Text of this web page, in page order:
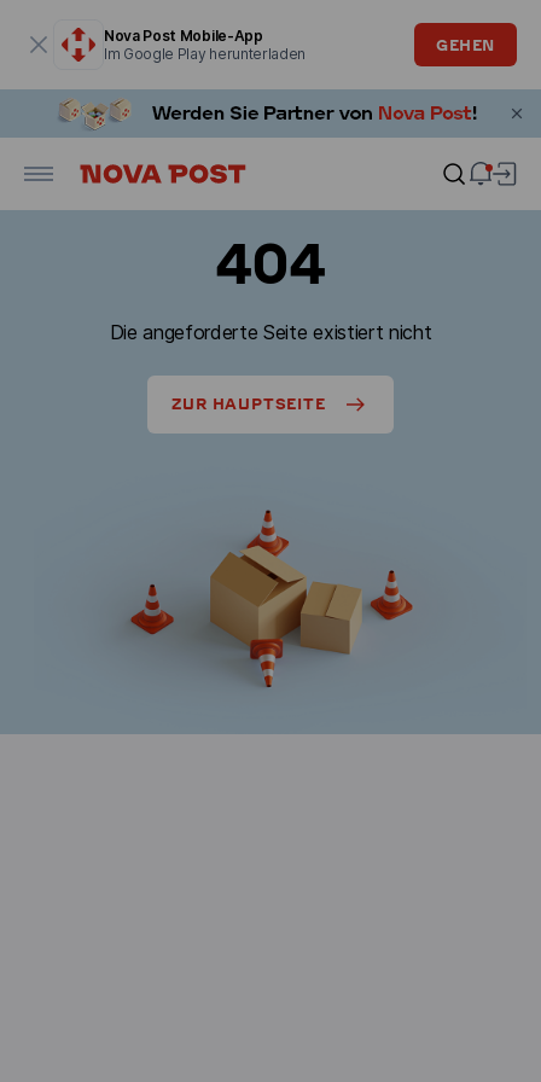
Nova Post Mobile-App
Im Google Play herunterladen
GEHEN
404
Die angeforderte Seite existiert nicht
ZUR HAUPTSEITE